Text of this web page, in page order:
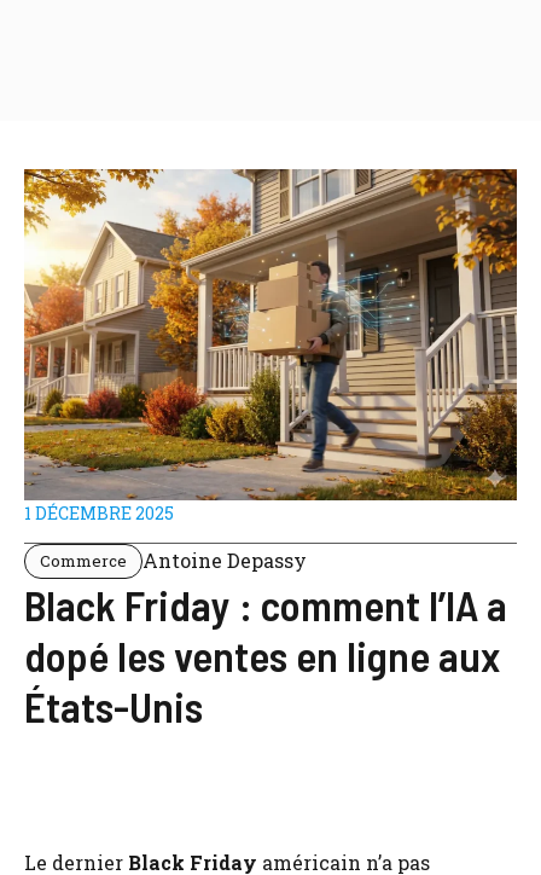
1 DÉCEMBRE 2025
Commerce Antoine Depassy
Black Friday : comment l’IA a
dopé les ventes en ligne aux
États-Unis
Le dernier Black Friday américain n’a pas